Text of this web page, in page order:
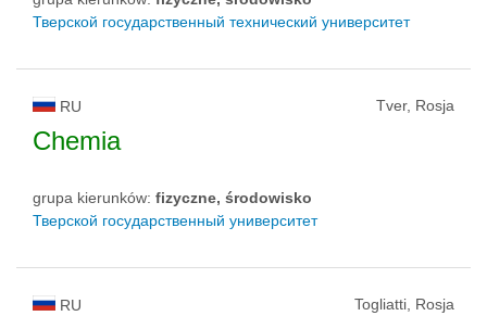
Тверской государственный технический университет
RU Tver, Rosja
Chemia
grupa kierunków: fizyczne, środowisko
Тверской государственный университет
RU Togliatti, Rosja